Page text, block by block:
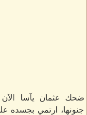
ضحك عثمان يآسا
جنونها، ارتمي بجسده